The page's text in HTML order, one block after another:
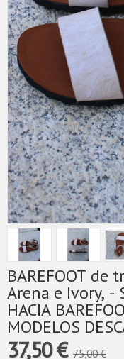
BAREFOOT de
Arena e Ivory, - SUELAS DE TRANSICION
HACIA BAREFOOT. SUELAS
MODELOS
37,50 € 75,00 €